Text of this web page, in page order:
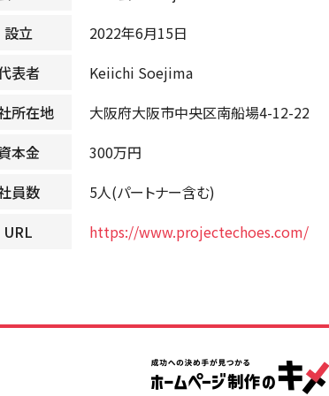
設立
2022年6月15日
表者
Keiichi Soejima
所在地
大阪府大阪市中央区南船場4-12-22
本金
300万円
員数
5人(パートナー含む)
URL
https://www.projectechoes.com/